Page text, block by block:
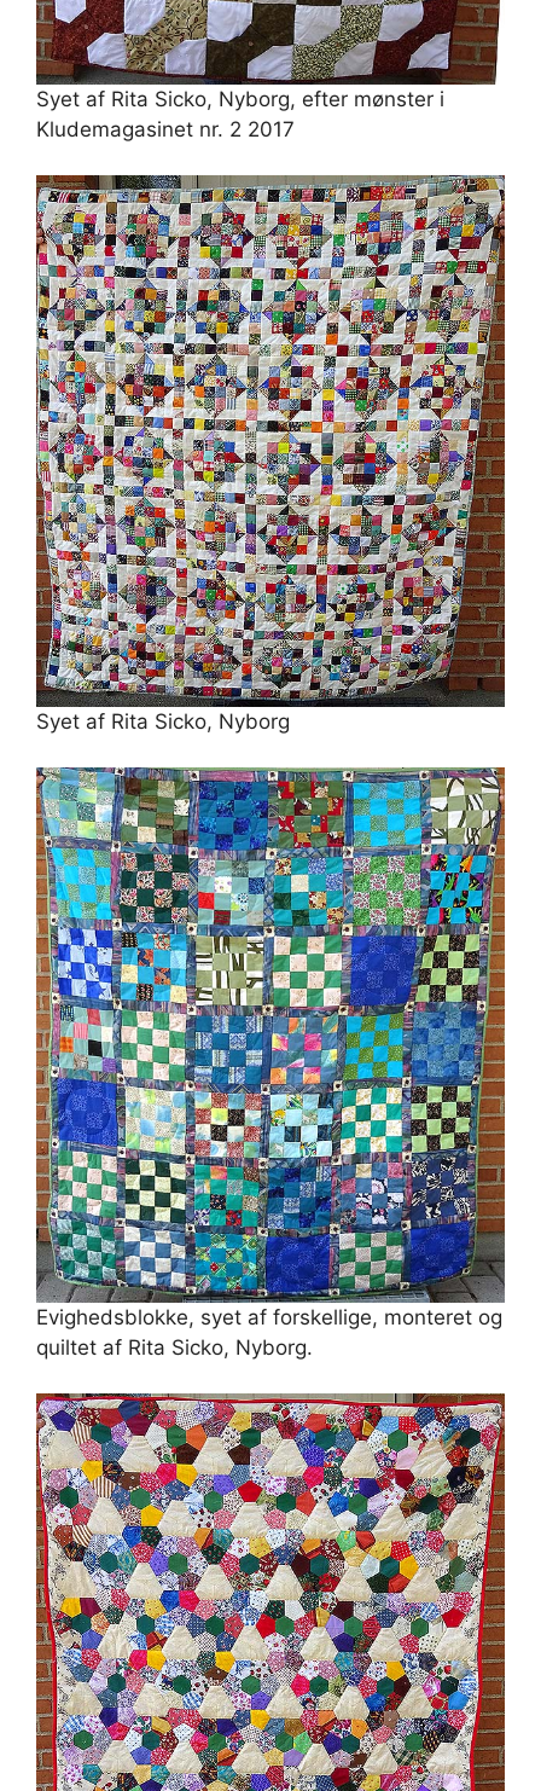
Syet af Rita Sicko, Nyborg, efter mønster i
Kludemagasinet nr. 2 2017
Syet af Rita Sicko, Nyborg
Evighedsblokke, syet af forskellige, monteret og
quiltet af Rita Sicko, Nyborg.